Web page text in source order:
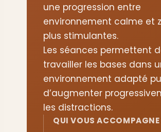
une progression entre
environnement calme et
plus stimulantes.
Les séances permettent
travailler les bases dans
environnement adapté
d’augmenter
les distractions.
QUI VOUS ACCOMPAGNE